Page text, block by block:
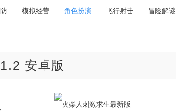
模拟经营 角色扮演 飞行射击 冒险解谜
安卓版